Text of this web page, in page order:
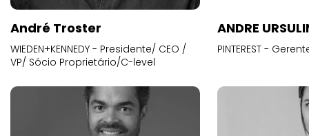
André Troster
WIEDEN+KENNEDY - Presidente/ CEO /
VP/ Sócio Proprietário/C-level
ANDRE
PINTEREST -